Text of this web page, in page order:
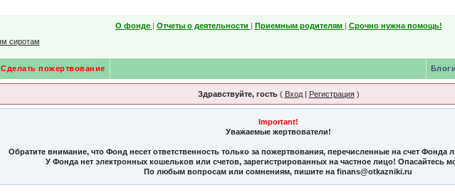
О фонде | Отчеты о деятельности | Приемным родителям | Срочно нужна помощь!
Сделать пожертвование Блоги
Здравствуйте, гость( Вход| Регистрация)
Important!
Уважаемые жертвователи!
Обратите внимание, что Фонд несет ответственность только за пожертвования, перечисленные на счет Фонда
У Фонда нет электронных кошельков или счетов, зарегистрированных на частное лицо! Опасайтесь
По любым вопросам или сомнениям, пишите на finans@otkazniki.ru